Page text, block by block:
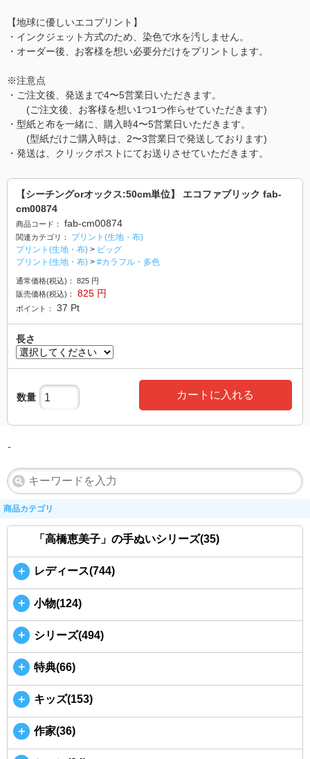
【地球に優しいエコプリント】
・インクジェット方式のため、染色で水を汚しません。
・オーダー後、お客様を想い必要分だけをプリントします。
※注意点
・ご注文後、発送まで4〜5営業日いただきます。
(ご注文後、お客様を想い1つ1つ作らせていただきます)
・型紙と布を一緒に、購入時4〜5営業日いただきます。
(型紙だけご購入時は、2〜3営業日で発送しております)
・発送は、クリックポストにてお送りさせていただきます。
【シーチングorオックス:50cm単位】 エコファブリック fab-
cm00874
商品コード： fab-cm00874
関連カテゴリ：
プリント(生地・布)
プリント(生地・布) > ビッグ
プリント(生地・布) > #カラフル・多色
通常価格(税込)： 825 円
販売価格(税込)：
825 円
ポイント： 37 Pt
長さ
数量 カートに入れる
-
商品カテゴリ
「高橋恵美子」の手ぬいシリーズ(35)
＋ レディース(744)
＋ 小物(124)
＋ シリーズ(494)
＋ 特典(66)
＋ キッズ(153)
＋ 作家(36)